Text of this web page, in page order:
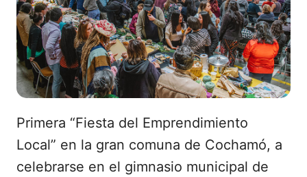
Primera “Fiesta del Emprendimiento
Local” en la gran comuna de Cochamó, a
celebrarse en el gimnasio municipal de